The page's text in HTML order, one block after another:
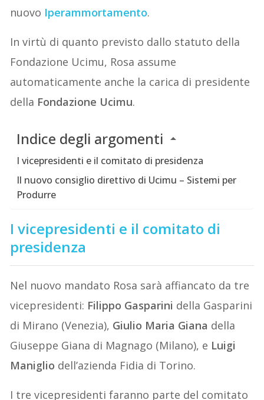
nuovo Iperammortamento.
In virtù di quanto previsto dallo statuto della
Fondazione Ucimu, Rosa assume
automaticamente anche la carica di presidente
della Fondazione Ucimu.
Indice degli argomenti
I vicepresidenti e il comitato di presidenza
Il nuovo consiglio direttivo di Ucimu – Sistemi per
Produrre
I vicepresidenti e il comitato di
presidenza
Nel nuovo mandato Rosa sarà affiancato da tre
vicepresidenti: Filippo Gasparini della Gasparini
di Mirano (Venezia), Giulio Maria Giana della
Giuseppe Giana di Magnago (Milano), e Luigi
Maniglio dell’azienda Fidia di Torino.
I tre vicepresidenti faranno parte del comitato